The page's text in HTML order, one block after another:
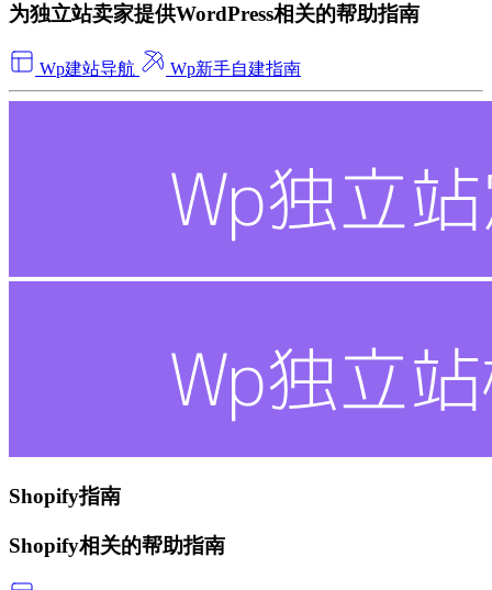
为独立站卖家提供WordPress相关的帮助指南
Wp建站导航 Wp新手自建指南
Shopify指南
Shopify相关的帮助指南